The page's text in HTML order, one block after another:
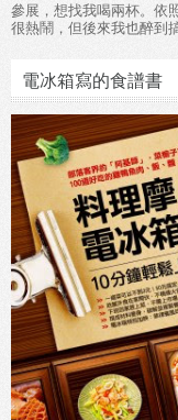
參展，想找我喝兩杯。依
很熱鬧，但後來我也醉到
電冰箱寫的食譜書